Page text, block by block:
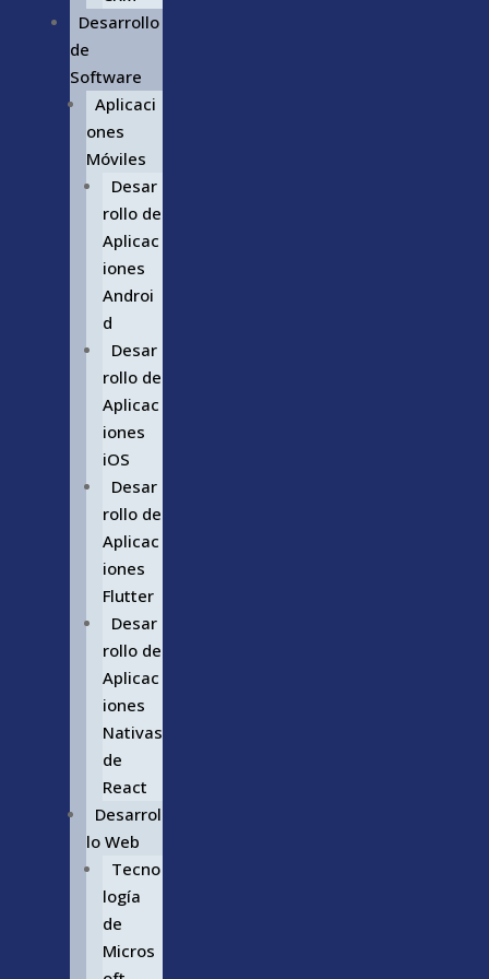
Desarrollo
de
Software
Aplicaci
ones
Móviles
Desar
rollo de
Aplicac
iones
Androi
d
Desar
rollo de
Aplicac
iones
iOS
Desar
rollo de
Aplicac
iones
Flutter
Desar
rollo de
Aplicac
iones
Nativas
de
React
Desarrol
lo Web
Tecno
logía
de
Micros